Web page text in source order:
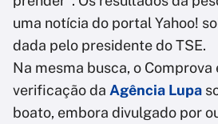
uma notícia do portal Yahoo!
dada pelo presidente do TSE.
Na mesma busca, o
verificação da Agência Lupa
boato, embora divulgado por